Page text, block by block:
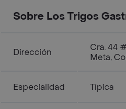
Sobre Los Trigos
Dirección
Cra. 44
Meta,
Especialidad Típica